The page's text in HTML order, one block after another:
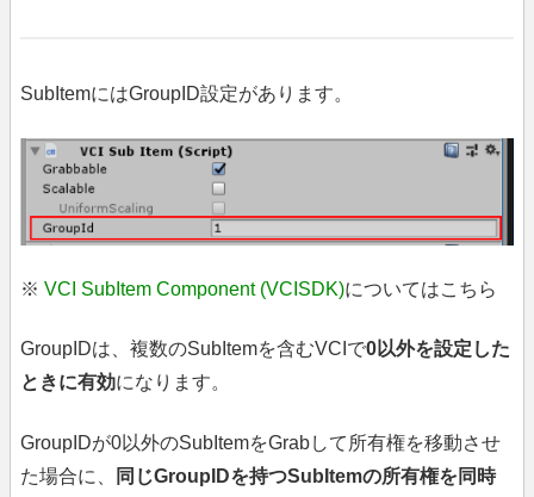
SubItemにはGroupID設定があります。
※ VCI SubItem Component (VCISDK)についてはこちら
GroupIDは、複数のSubItemを含むVCIで0以外を設定した
ときに有効になります。
GroupIDが0以外のSubItemをGrabして所有権を移動させ
た場合に、
同じGroupIDを持つSubItemの所有権を同時